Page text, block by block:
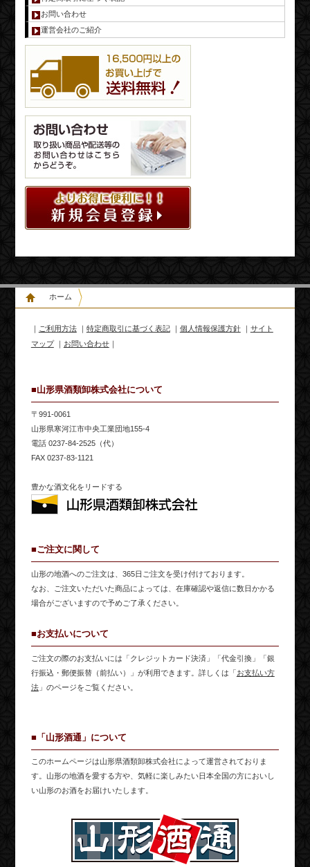
お問い合わせ
運営会社のご紹介
ホーム
｜ ご利用方法｜ 特定商取引に基づく表記｜ 個人情報保護方針｜ サイト
マップ｜ お問い合わせ｜
■山形県酒類卸株式会社について
〒991-0061
山形県寒河江市中央工業団地155-4
電話 0237-84-2525（代）
FAX 0237-83-1121
豊かな酒文化をリードする
■ご注文に関して
山形の地酒へのご注文は、365日ご注文を受け付けております。
なお、ご注文いただいた商品によっては、在庫確認や返信に数日かかる
場合がございますので予めご了承ください。
■お支払いについて
ご注文の際のお支払いには「クレジットカード決済」「代金引換」「銀
行振込・郵便振替（前払い）」が利用できます。詳しくは「お支払い方
法」のページをご覧ください。
■「山形酒通」について
このホームページは山形県酒類卸株式会社によって運営されておりま
す。山形の地酒を愛する方や、気軽に楽しみたい日本全国の方においし
い山形のお酒をお届けいたします。